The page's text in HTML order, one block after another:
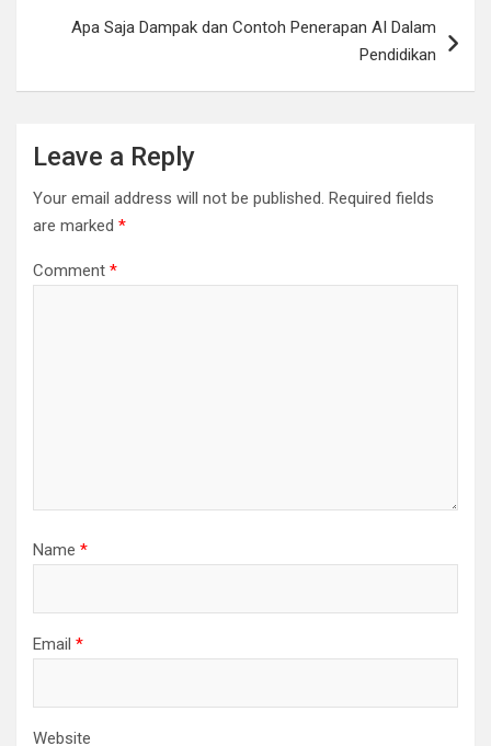
Apa Saja Dampak dan Contoh Penerapan AI Dalam
Pendidikan
Leave a Reply
Your email address will not be published. Required fields
are marked *
Comment *
Name *
Email *
Website